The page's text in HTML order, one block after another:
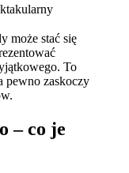
może stać ⁣się
To
pewno zaskoczy
– co je